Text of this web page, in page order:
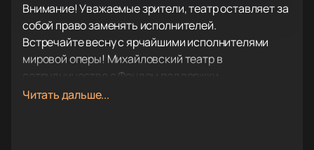
Внимание! Уважаемые зрители, театр оставляет за
собой право заменять исполнителей.
Встречайте весну с ярчайшими исполнителями
мировой оперы! Михайловский театр в
сотрудничестве с Фондом поддержки
классического музыкального искусства
Читать дальше...